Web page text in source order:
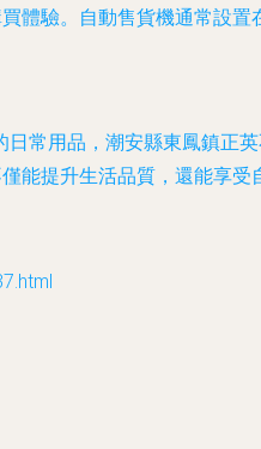
體驗。自動售貨機通常設
常用品，潮安縣東鳳鎮正
能提升生活品質，還能享受